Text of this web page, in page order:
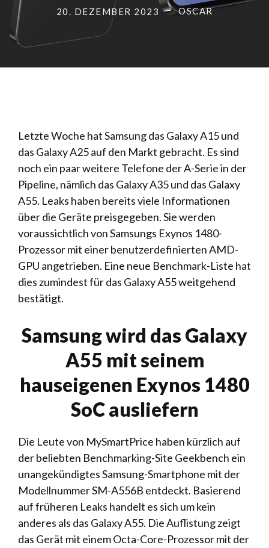
20. DEZEMBER 2023 OSCAR
Letzte Woche hat Samsung das Galaxy A15 und
das Galaxy A25 auf den Markt gebracht. Es sind
noch ein paar weitere Telefone der A-Serie in der
Pipeline, nämlich das Galaxy A35 und das Galaxy
A55. Leaks haben bereits viele Informationen
über die Geräte preisgegeben. Sie werden
voraussichtlich von Samsungs Exynos 1480-
Prozessor mit einer benutzerdefinierten AMD-
GPU angetrieben. Eine neue Benchmark-Liste hat
dies zumindest für das Galaxy A55 weitgehend
bestätigt.
Samsung wird das Galaxy
A55 mit seinem
hauseigenen Exynos 1480
SoC ausliefern
Die Leute von MySmartPrice haben kürzlich auf
der beliebten Benchmarking-Site Geekbench ein
unangekündigtes Samsung-Smartphone mit der
Modellnummer SM-A556B entdeckt. Basierend
auf früheren Leaks handelt es sich um kein
anderes als das Galaxy A55. Die Auflistung zeigt
das Gerät mit einem Octa-Core-Prozessor mit der